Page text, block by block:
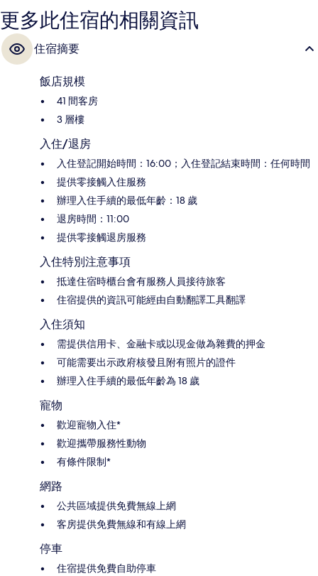
更多此住宿的相關資訊
住宿摘要
飯店規模
41 間客房
3 層樓
入住/退房
入住登記開始時間：16:00；入住登記結束時間：任何時間
提供零接觸入住服務
辦理入住手續的最低年齡：18 歲
退房時間：11:00
提供零接觸退房服務
入住特別注意事項
抵達住宿時櫃台會有服務人員接待旅客
住宿提供的資訊可能經由自動翻譯工具翻譯
入住須知
需提供信用卡、金融卡或以現金做為雜費的押金
可能需要出示政府核發且附有照片的證件
辦理入住手續的最低年齡為 18 歲
寵物
歡迎寵物入住*
歡迎攜帶服務性動物
有條件限制*
網路
公共區域提供免費無線上網
客房提供免費無線和有線上網
停車
住宿提供免費自助停車